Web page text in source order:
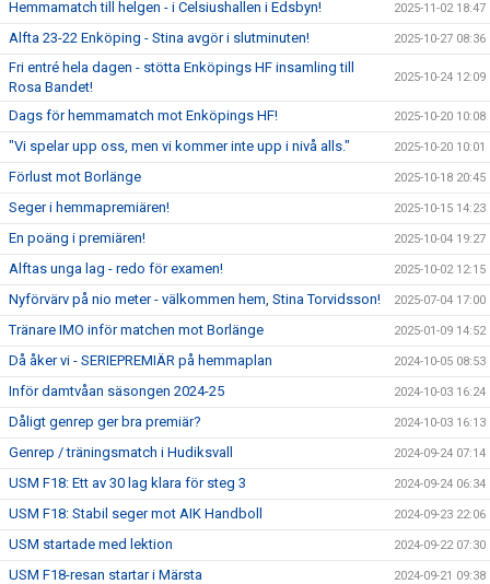
Hemmamatch till helgen - i Celsiushallen i Edsbyn! 2025-11-02 18:47
Alfta 23-22 Enköping - Stina avgör i slutminuten! 2025-10-27 08:36
Fri entré hela dagen - stötta Enköpings HF insamling till
Rosa Bandet!
2025-10-24 12:09
Dags för hemmamatch mot Enköpings HF! 2025-10-20 10:08
"Vi spelar upp oss, men vi kommer inte upp i nivå alls." 2025-10-20 10:01
Förlust mot Borlänge 2025-10-18 20:45
Seger i hemmapremiären! 2025-10-15 14:23
En poäng i premiären! 2025-10-04 19:27
Alftas unga lag - redo för examen! 2025-10-02 12:15
Nyförvärv på nio meter - välkommen hem, Stina Torvidsson! 2025-07-04 17:00
Tränare IMO inför matchen mot Borlänge 2025-01-09 14:52
Då åker vi - SERIEPREMIÄR på hemmaplan 2024-10-05 08:53
Inför damtvåan säsongen 2024-25 2024-10-03 16:24
Dåligt genrep ger bra premiär? 2024-10-03 16:13
Genrep / träningsmatch i Hudiksvall 2024-09-24 07:14
USM F18: Ett av 30 lag klara för steg 3 2024-09-24 06:34
USM F18: Stabil seger mot AIK Handboll 2024-09-23 22:06
USM startade med lektion 2024-09-22 07:30
USM F18-resan startar i Märsta 2024-09-21 09:38